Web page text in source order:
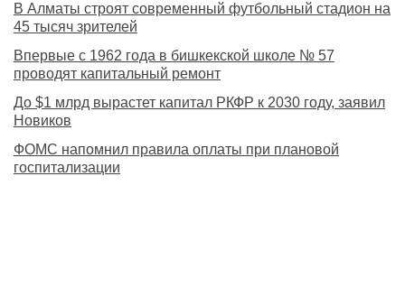
В Алматы строят современный футбольный стадион на
45 тысяч зрителей
Впервые с 1962 года в бишкекской школе № 57
проводят капитальный ремонт
До $1 млрд вырастет капитал РКФР к 2030 году, заявил
Новиков
ФОМС напомнил правила оплаты при плановой
госпитализации